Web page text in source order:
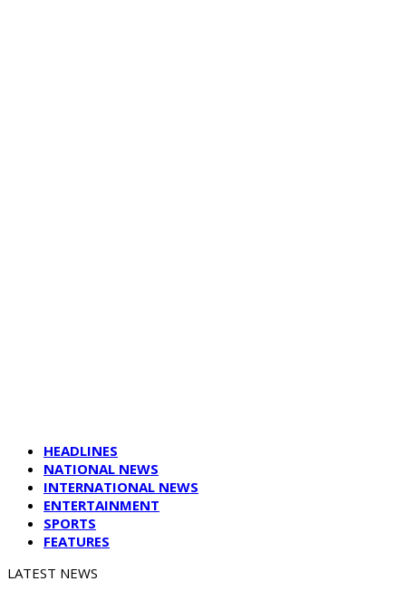
HEADLINES
NATIONAL NEWS
INTERNATIONAL NEWS
ENTERTAINMENT
SPORTS
FEATURES
LATEST NEWS